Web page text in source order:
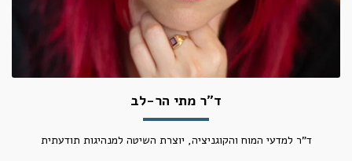
ד״ר מתי הר-לב
ד"ר למדעי המוח והקוגניציה, יוצרת השיטה למנהיגות תודעתית